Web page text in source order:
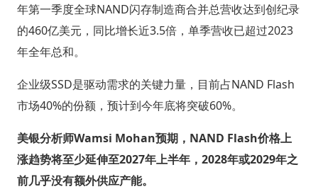
年第一季度全球NAND闪存制造商合并总营收达到创纪录
的460亿美元，同比增长近3.5倍，单季营收已超过2023
年全年总和。
企业级SSD是驱动需求的关键力量，目前占NAND Flash
市场40%的份额，预计到今年底将突破60%。
美银分析师Wamsi Mohan预期，NAND Flash价格上
涨趋势将至少延伸至2027年上半年，2028年或2029年之
前几乎没有额外供应产能。